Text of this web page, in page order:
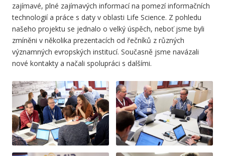
zajímavé, plné zajímavých informací na pomezí informačních
technologií a práce s daty v oblasti Life Science. Z pohledu
našeho projektu se jednalo o velký úspěch, neboť jsme byli
zmíněni v několika prezentacích od řečníků z různých
významných evropských institucí. Současně jsme navázali
nové kontakty a načali spolupráci s dalšími.